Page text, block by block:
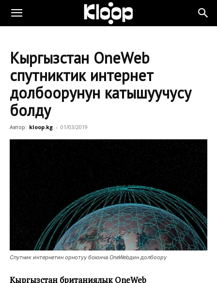
Кыргызстан OneWeb
спутниктик интернет
долбоорунун катышуучусу
болду
Автор: kloop.kg - 01/03/2019
Спутник интернетин орнотуу боюнча OneWebдин долбоору
Кыргызстан британиялык OneWeb